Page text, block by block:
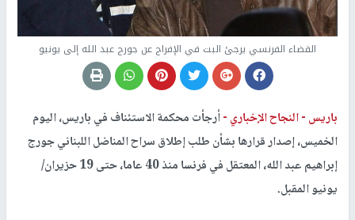
القضاء الفرنسي يرجئ البت في الإفراج عن جورج عبد الله إلى يونيو
باريس -النجاح الإخباري -أرجأت محكمة الاستئناف في باريس، اليوم
الخميس، إصدار قرارها بشأن طلب إطلاق سراح المناضل اللبناني جورج
إبراهيم عبد الله، المعتقل في فرنسا منذ 40 عاما، حتى 19 حزيران/
يونيو المقبل.